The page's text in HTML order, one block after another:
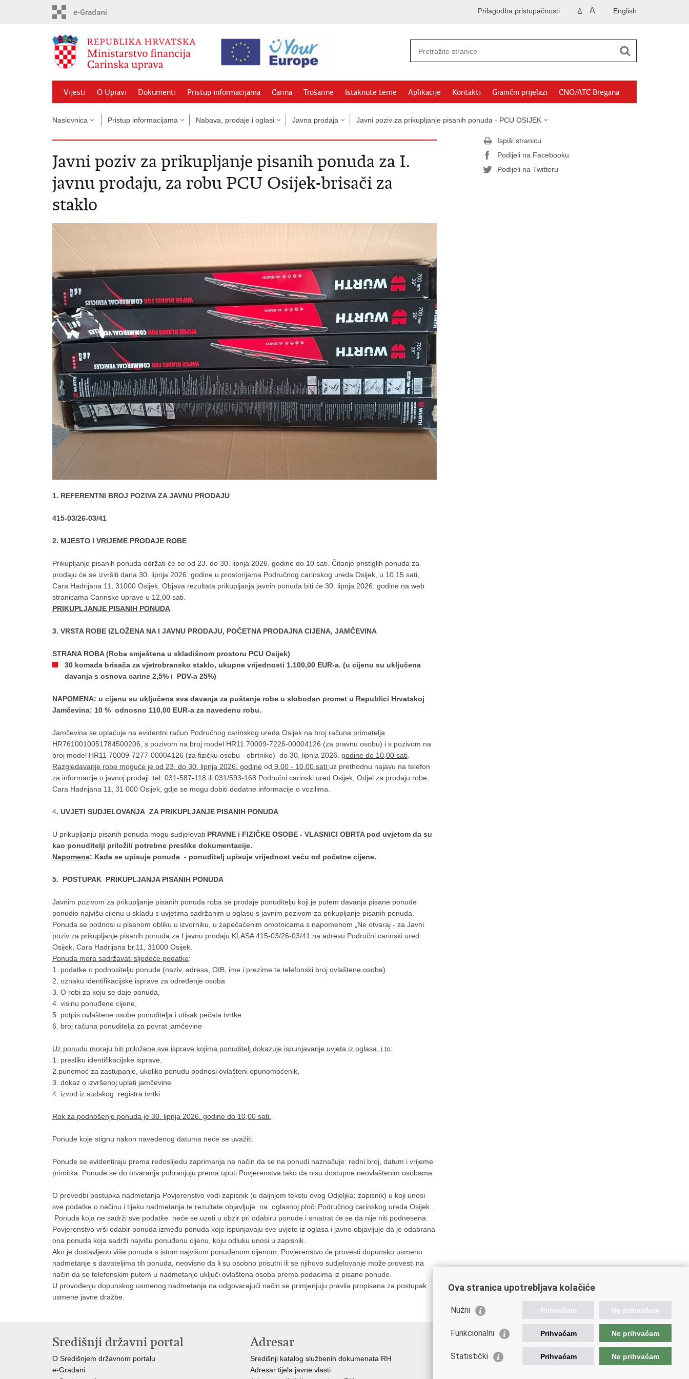
English
A A
Prilagodba pristupačnosti
Vijesti O Upravi Dokumenti Pristup informacijama Carina Trošarine Istaknute teme Aplikacije Kontakti Granični prijelazi CNO/ATC Bregana
Naslovnica Pristup informacijama Nabava, prodaje i oglasi Javna prodaja Javni poziv za prikupljanje pisanih ponuda - PCU OSIJEK
Javni poziv za prikupljanje pisanih ponuda za I.
javnu prodaju, za robu PCU Osijek-brisači za
staklo
1. REFERENTNI BROJ POZIVA ZA JAVNU PRODAJU
415-03/26-03/41
2. MJESTO I VRIJEME PRODAJE ROBE
Prikupljanje pisanih ponuda održati će se od 23. do 30. lipnja 2026. godine do 10 sati. Čitanje pristiglih ponuda za
prodaju će se izvršiti dana 30. lipnja 2026. godine u prostorijama Područnog carinskog ureda Osijek, u 10,15 sati,
Cara Hadrijana 11, 31000 Osijek. Objava rezultata prikupljanja javnih ponuda biti će 30. lipnja 2026. godine na web
stranicama Carinske uprave u 12,00 sati.
PRIKUPLJANJE PISANIH PONUDA
3. VRSTA ROBE IZLOŽENA NA I JAVNU PRODAJU, POČETNA PRODAJNA CIJENA, JAMČEVINA
STRANA ROBA (Roba smještena u skladišnom prostoru PCU Osijek)
30 komada brisača za vjetrobransko staklo, ukupne vrijednosti 1.100,00 EUR-a. (u cijenu su uključena
davanja s osnova carine 2,5% i PDV-a 25%)
NAPOMENA: u cijenu su uključena sva davanja za puštanje robe u slobodan promet u Republici Hrvatskoj
Jamčevina: 10 % odnosno 110,00 EUR-a za navedenu robu.
Jamčevina se uplaćuje na evidentni račun Područnog carinskog ureda Osijek na broj računa primatelja
HR7610010051784500206, s pozivom na broj model HR11 70009-7226-00004126 (za pravnu osobu) i s pozivom na
broj model HR11 70009-7277-00004126 (za fizičku osobu - obrtnike) do 30. lipnja 2026. godine do 10,00 sati
Razgledavanje robe moguće je od 23. do 30. lipnja 2026. godine od 9.00 - 10.00 sati uz prethodnu najavu na telefon
za informacije o javnoj prodaji tel: 031-587-118 ili 031/593-168 Područni carinski ured Osijek, Odjel za prodaju robe,
Cara Hadrijana 11, 31 000 Osijek, gdje se mogu dobiti dodatne informacije o vozilima.
4. UVJETI SUDJELOVANJA ZA PRIKUPLJANJE PISANIH PONUDA
U prikupljanju pisanih ponuda mogu sudjelovati PRAVNE i FIZIČKE OSOBE - VLASNICI OBRTA pod uvjetom da su
kao ponuditelji priložili potrebne preslike dokumentacije.
Napomena: Kada se upisuje ponuda - ponuditelj upisuje vrijednost veću od početne cijene.
5. POSTUPAK PRIKUPLJANJA PISANIH PONUDA
Javnim pozivom za prikupljanje pisanih ponuda roba se prodaje ponuditelju koji je putem davanja pisane ponude
ponudio najvišu cijenu u skladu s uvjetima sadržanim u oglasu s javnim pozivom za prikupljanje pisanih ponuda.
Ponuda se podnosi u pisanom obliku u izvorniku, u zapečaćenim omotnicama s napomenom „Ne otvaraj - za Javni
poziv za prikupljanje pisanih ponuda za I javnu prodaju KLASA 415-03/26-03/41 na adresu Područni carinski ured
Osijek, Cara Hadrijana br.11, 31000 Osijek.
Ponuda mora sadržavati sljedeće podatke:
1. podatke o podnositelju ponude (naziv, adresa, OIB, ime i prezime te telefonski broj ovlaštene osobe)
2. oznaku identifikacijske isprave za određenje osoba
3. O robi za koju se daje ponuda,
4. visinu ponuđene cijene,
5. potpis ovlaštene osobe ponuditelja i otisak pečata tvrtke
6. broj računa ponuditelja za povrat jamčevine
Uz ponudu moraju biti priložene sve isprave kojima ponuditelj dokazuje ispunjavanje uvjeta iz oglasa, i to:
1. presliku identifikacijske isprave,
2.punomoć za zastupanje, ukoliko ponudu podnosi ovlašteni opunomoćenik,
3. dokaz o izvršenoj uplati jamčevine
4. izvod iz sudskog registra tvrtki
Rok za podnošenje ponuda je 30. lipnja 2026. godine do 10,00 sati.
Ponude koje stignu nakon navedenog datuma neće se uvažiti.
Ponude se evidentiraju prema redoslijedu zaprimanja na način da se na ponudi naznačuje: redni broj, datum i vrijeme
primitka. Ponude se do otvaranja pohranjuju prema uputi Povjerenstva tako da nisu dostupne neovlaštenim osobama.
O provedbi postupka nadmetanja Povjerenstvo vodi zapisnik (u daljnjem tekstu ovog Odjeljka: zapisnik) u koji unosi
sve podatke o načinu i tijeku nadmetanja te rezultate objavljuje na oglasnoj ploči Područnog carinskog ureda Osijek.
Ponuda koja ne sadrži sve podatke neće se uzeti u obzir pri odabiru ponude i smatrat će se da nije niti podnesena.
Povjerenstvo vrši odabir ponuda između ponuda koje ispunjavaju sve uvjete iz oglasa i javno objavljuje da je odabrana
ona ponuda koja sadrži najvišu ponuđenu cijenu, koju odluku unosi u zapisnik.
Ako je dostavljeno više ponuda s istom najvišom ponuđenom cijenom, Povjerenstvo će provesti dopunsko usmeno
nadmetanje s davateljima tih ponuda, neovisno da li su osobno prisutni ili se njihovo sudjelovanje može provesti na
način da se telefonskim putem u nadmetanje uključi ovlaštena osoba prema podacima iz pisane ponude.
U provođenju dopunskog usmenog nadmetanja na odgovarajući način se primjenjuju pravila propisana za postupak
usmene javne dražbe.
Ispiši stranicu
Podijeli na Facebooku
Podijeli na Twitteru
Središnji državni portal
O Središnjem državnom portalu
e-Građani
Adresar
Središnji katalog službenih dokumenata RH
Adresar tijela javne vlasti
Važne poveznice
Vlada Republike Hrvatske
Ova stranica upotrebljava kolačiće
Nužni Prihvaćam Ne prihvaćam
Funkcionalni Prihvaćam Ne prihvaćam
Statistički Prihvaćam Ne prihvaćam